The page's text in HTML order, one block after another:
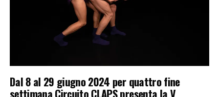
Dal 8 al 29 giugno 2024 per quattro fine
settimana Circuito CLAPS presenta la V